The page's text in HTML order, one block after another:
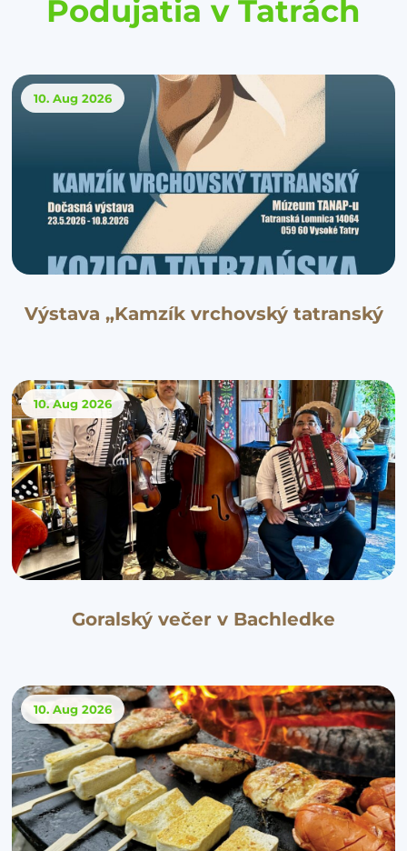
Podujatia v Tatrách
10. Aug 2026
Výstava „Kamzík vrchovský tatranský
10. Aug 2026
Goralský večer v Bachledke
10. Aug 2026